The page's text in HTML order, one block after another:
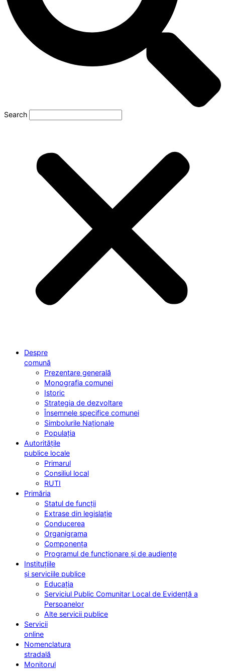
Search
Despre
comună
Prezentare generală
Monografia comunei
Istoric
Strategia de dezvoltare
Însemnele specifice comunei
Simbolurile Naționale
Populația
Autoritățile
publice locale
Primarul
Consiliul local
RUTI
Primăria
Statul de funcții
Extrase din legislație
Conducerea
Organigrama
Componența
Programul de funcționare și de audiențe
Instituțiile
și serviciile publice
Educația
Serviciul Public Comunitar Local de Evidență a
Persoanelor
Alte servicii publice
Servicii
online
Nomenclatura
stradală
Monitorul